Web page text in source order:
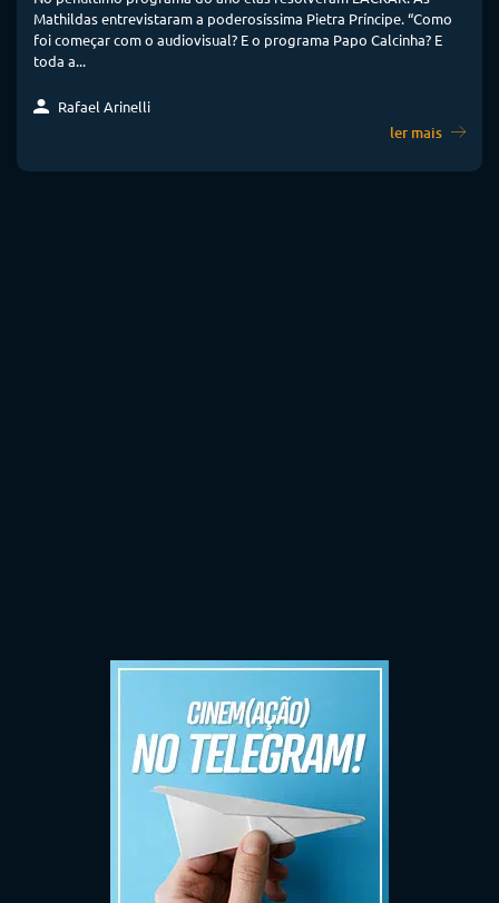
Mathildas entrevistaram a poderosíssima Pietra Príncipe. “Como
foi começar com o audiovisual? E o programa Papo Calcinha? E
toda a...
Rafael Arinelli
ler mais